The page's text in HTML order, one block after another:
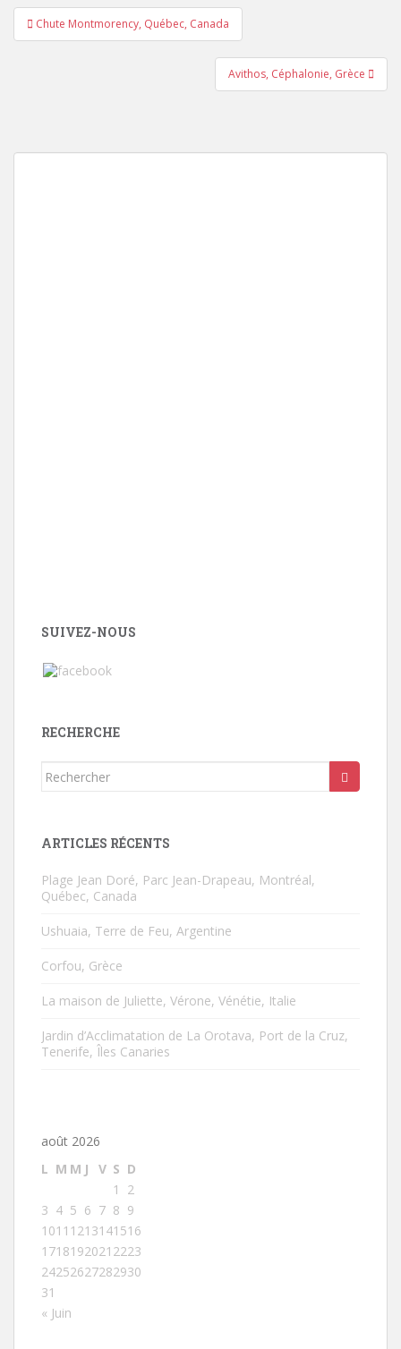
Navigation
de
Chute Montmorency, Québec, Canada
Avithos, Céphalonie, Grèce
SUIVEZ-NOUS
RECHERCHE
Rechercher...
ARTICLES RÉCENTS
Plage Jean Doré, Parc Jean-Drapeau, Montréal,
Québec, Canada
Ushuaia, Terre de Feu, Argentine
Corfou, Grèce
La maison de Juliette, Vérone, Vénétie, Italie
Jardin d’Acclimatation de La Orotava, Port de la Cruz,
Tenerife, Îles Canaries
août 2026
L M M J V S D
1
2
3 4 5 6 7 8 9
1011 1213141516
1718192021 2223
24252627282930
31
« Juin